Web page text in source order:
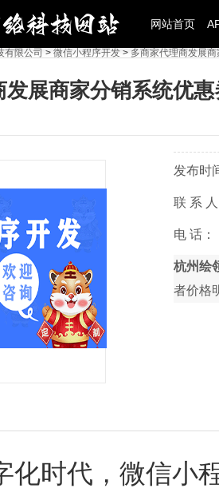
网站首页
有限公司 > 微信小程序开发 > 多商家代理商发展
发展商家分销系统优
发布时
联 系
电 话：
杭州绘
者价格
化时代，微信小